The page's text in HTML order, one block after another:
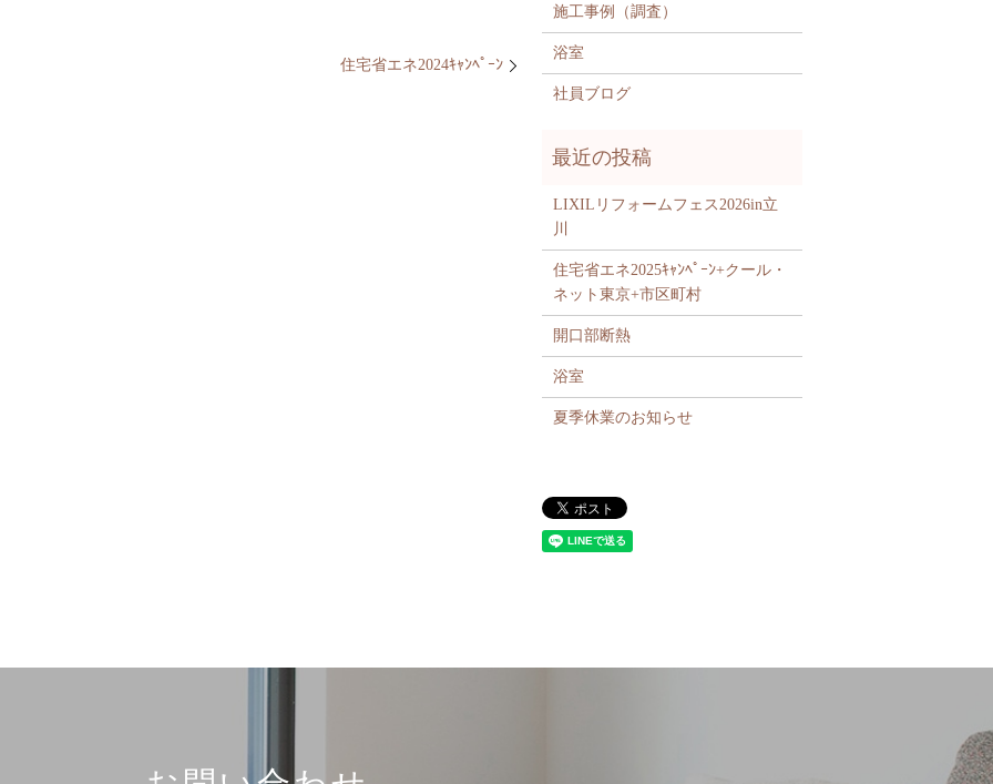
住宅省エネ2024ｷｬﾝﾍﾟｰﾝ
施工事例（調査）
浴室
社員ブログ
LIXILリフォームフェス2026in立
川
住宅省エネ2025ｷｬﾝﾍﾟｰﾝ+クール・
ネット東京+市区町村
開口部断熱
浴室
夏季休業のお知らせ